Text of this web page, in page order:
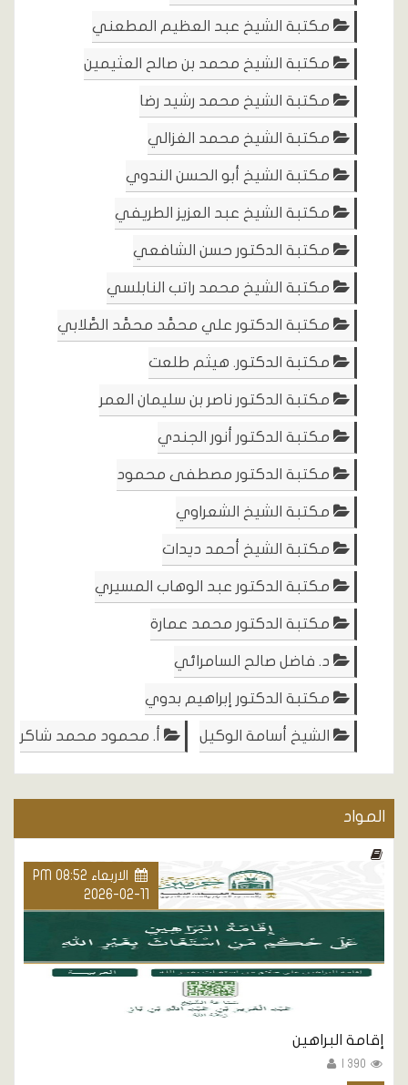
مكتبة الشيخ عبد العظيم المطعني
مكتبة الشيخ محمد بن صالح العثيمين
مكتبة الشيخ محمد رشيد رضا
مكتبة الشيخ محمد الغزالي
مكتبة الشيخ أبو الحسن الندوي
مكتبة الشيخ عبد العزيز الطريفي
مكتبة الدكتور حسن الشافعي
مكتبة الشيخ محمد راتب النابلسي
مكتبة الدكتور علي محمَّد محمَّد الصَّلابي
مكتبة الدكتور. هيثم طلعت
مكتبة الدكتور ناصر بن سليمان العمر
مكتبة الدكتور أنور الجندي
مكتبة الدكتور مصطفى محمود
مكتبة الشيخ الشعراوي
مكتبة الشيخ أحمد ديدات
مكتبة الدكتور عبد الوهاب المسيري
مكتبة الدكتور محمد عمارة
د. فاضل صالح السامرائي
مكتبة الدكتور إبراهيم بدوي
الشيخ أسامة الوكيل أ. محمود محمد شاكر
المواد
الاربعاء PM 08:52
2026-02-11
إقامة البراهين